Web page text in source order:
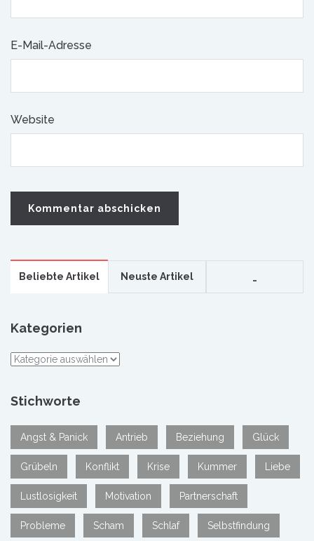
E-Mail-Adresse
Website
Beliebte Artikel Neuste Artikel
Kategorien
Kategorien
Stichworte
Angst & Panick Antrieb Beziehung Glück
Grübeln Konflikt Krise Kummer Liebe
Lustlosigkeit Motivation Partnerschaft
Probleme Scham Schlaf Selbstfindung